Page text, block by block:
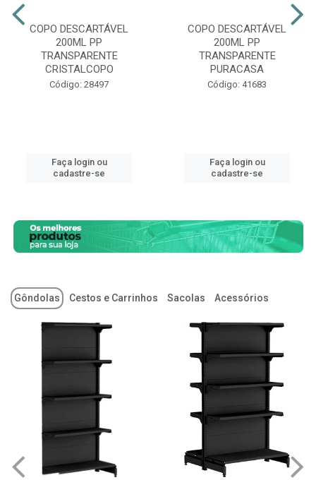
COPO DESCARTÁVEL
200ML PP
TRANSPARENTE
CRISTALCOPO
Código: 28497
Faça login ou
cadastre-se
COPO DESCARTÁVEL
200ML PP
TRANSPARENTE
PURACASA
Código: 41683
Faça login ou
cadastre-se
Gôndolas Cestos e Carrinhos Sacolas Acessórios